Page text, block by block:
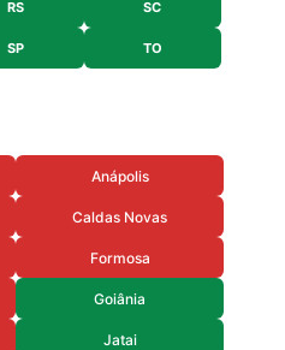
RS SC
SP TO
Anápolis
Caldas Novas
Formosa
Goiânia
Jatai